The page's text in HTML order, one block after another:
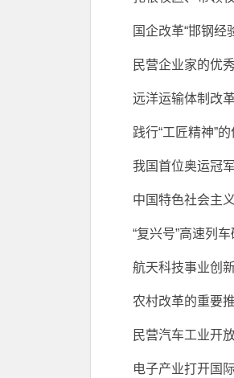
国企改革“邯钢
民营企业家的优
远洋运输体制改
践行“工匠精神”
我国首位奥运冠
中国特色社会主
“复兴号”高速列
航天科技事业创
农村改革的重要
民营汽车工业开
电子产业打开国